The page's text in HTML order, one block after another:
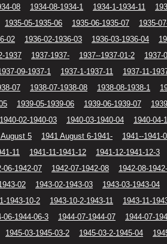
08 1934-08-1934-1 1934-1-1934-11
1935-05-1935-06 1935-06-1935-07 1935-
02 1936-02-1936-03 1936-03-1936-04
1937 1937-1937- 1937--1937-01-2 1937-
09-1937-1 1937-1-1937-11 1937-11-
07 1938-07-1938-08 1938-08-1938-1
1939-05-1939-06 1939-06-1939-07
1940-02-1940-03 1940-03-1940-04 1940-04-
5 1941 August 6-1941- 1941--1941-
11 1941-11-1941-12 1941-12-1941-12-3
06-1942-07 1942-07-1942-08 1942-08-
02 1943-02-1943-03 1943-03-1943-04
1943-10-2 1943-10-2-1943-11 1943-11-
06-1944-06-3 1944-07-1944-07 1944-07-
1945-03-1945-03-2 1945-03-2-1945-04